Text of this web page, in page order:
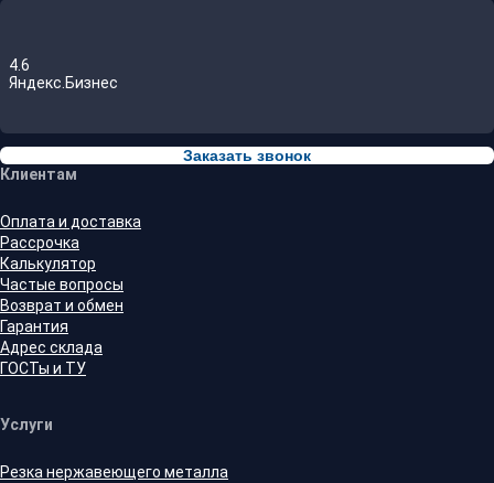
4.6
Яндекс.Бизнес
Заказать звонок
Клиентам
Оплата и доставка
Рассрочка
Калькулятор
Частые вопросы
Возврат и обмен
Гарантия
Адрес склада
ГОСТы и ТУ
Услуги
Резка нержавеющего металла